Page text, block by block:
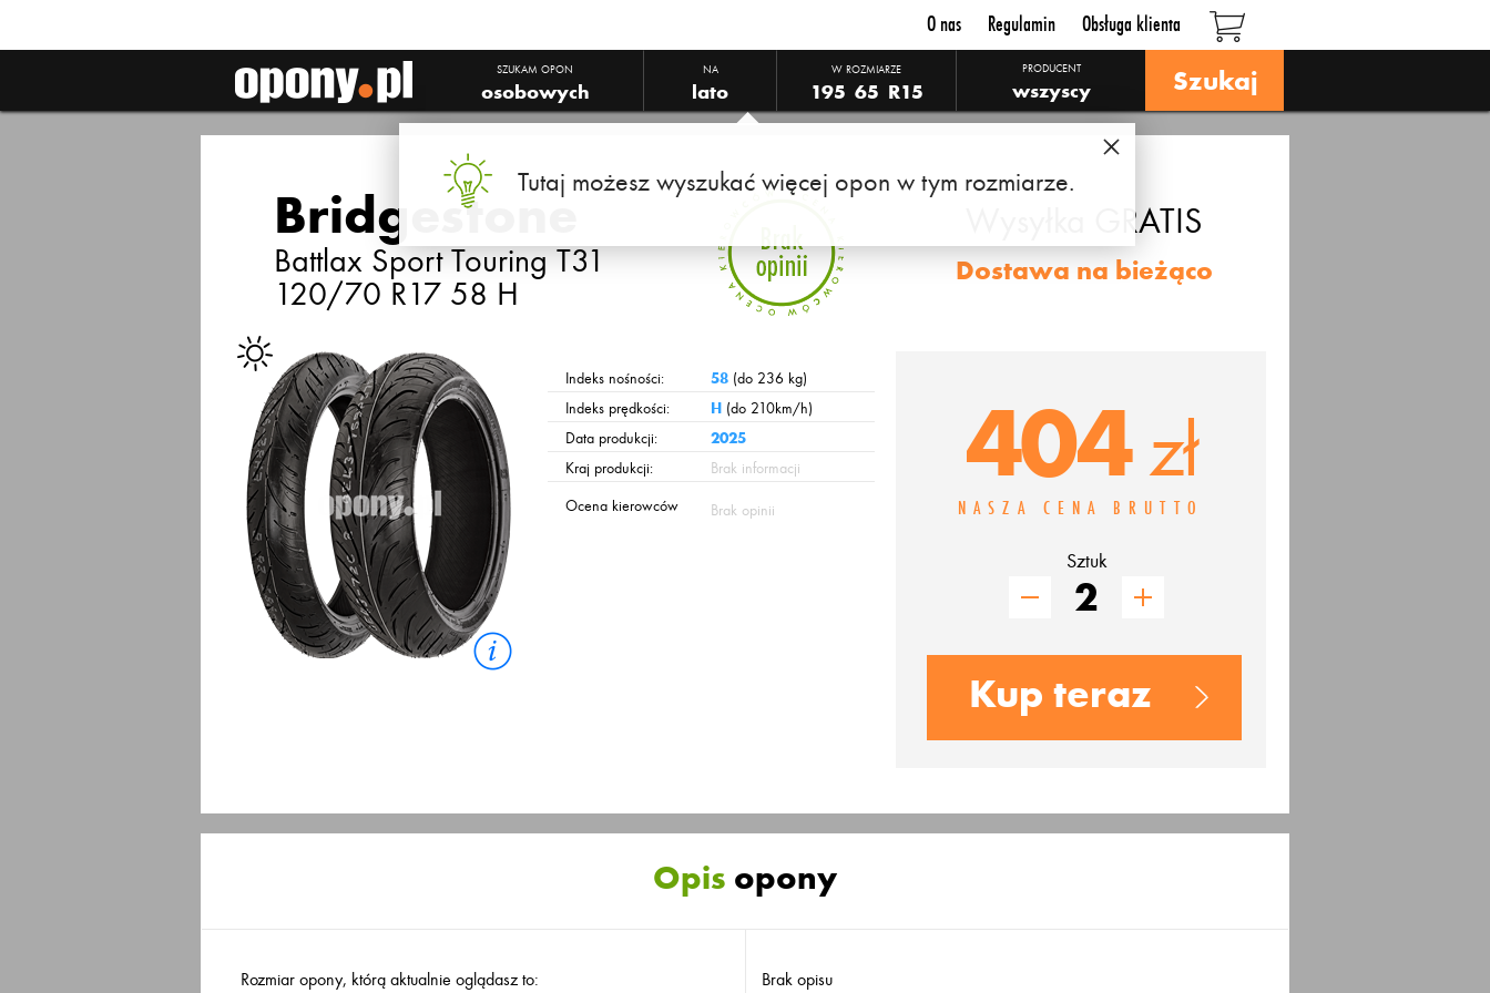
O nas Regulamin Obsługa klienta
SZUKAM OPON
osobowych
NA
lato
W ROZMIARZE
195 65 R15
PRODUCENT
wszyscy Szukaj
Tutaj możesz wyszukać więcej opon w tym rozmiarze.
Bridgestone
Battlax Sport Touring T31
120/70 R17 58 H
GRATIS
Dostawa na bieżąco
Indeks nośności: 58 (do 236 kg)
Indeks prędkości:
H (do 210km/h)
Data produkcji:
2025
Kraj produkcji:
Brak informacji
Ocena kierowców
Brak opinii
404 zł
NASZA CENA BRUTTO
Sztuk
Kup teraz
Opis opony
Rozmiar opony, którą aktualnie oglądasz to: Brak opisu